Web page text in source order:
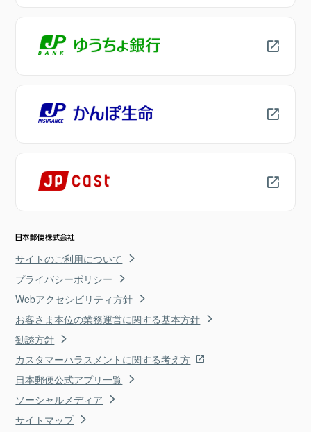
サイトのご利用について
プライバシーポリシー
Webアクセシビリティ方針
お客さま本位の業務運営に関する基本方針
勧誘方針
カスタマーハラスメントに関する考え方
日本郵便公式アプリ一覧
ソーシャルメディア
サイトマップ